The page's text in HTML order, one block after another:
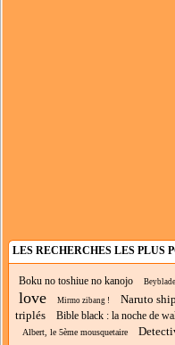
LES RECHERCHES LES PLUS
Boku no toshiue no kanojo
love Mirmo zibang ! Naruto
triplés Bible black : la noche de
Albert, le 5ème mousquetaire